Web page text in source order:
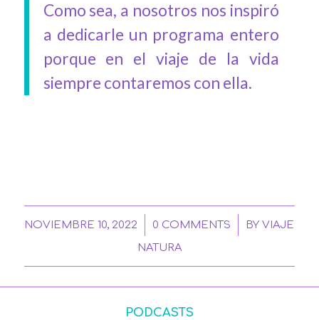
Como sea, a nosotros nos inspiró
a dedicarle un programa entero
porque en el viaje de la vida
siempre contaremos con ella.
NOVIEMBRE 10, 2022
/ 0 COMMENTS
/ BYVIAJE
NATURA
PODCASTS